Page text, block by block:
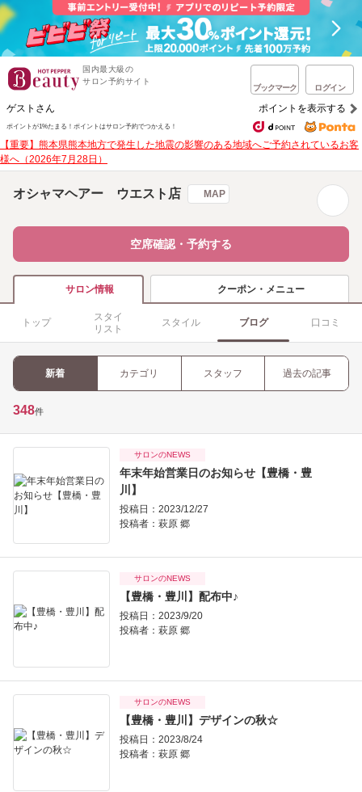
国内最大級の
サロン予約サイト
ブックマーク ログイン
ゲストさん ポイントを表示する
ポイントが1%たまる！ ポイントはサロン予約でつかえる！
【重要】熊本県熊本地方で発生した地震の影響のある地域へご予約されているお客
様へ（2026年7月28日）
オシャマヘアー ウエスト店 MAP
空席確認・予約する
サロン情報 クーポン・メニュー
トップ
スタイ
リスト
スタイル ブログ 口コミ
新着 カテゴリ スタッフ 過去の記事
348件
サロンのNEWS
年末年始営業日のお知らせ【豊橋・豊
川】
投稿日：2023/12/27
投稿者： 萩原 郷
サロンのNEWS
【豊橋・豊川】配布中♪
投稿日：2023/9/20
投稿者： 萩原 郷
サロンのNEWS
【豊橋・豊川】デザインの秋☆
投稿日：2023/8/24
投稿者： 萩原 郷